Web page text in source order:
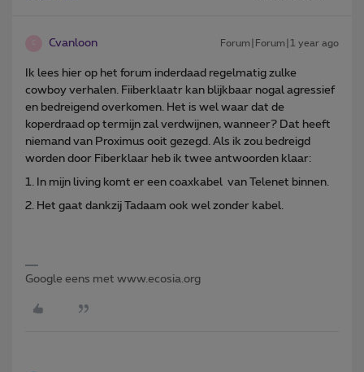
Cvanloon Forum|Forum|1 year ago
Ik lees hier op het forum inderdaad regelmatig zulke
cowboy verhalen. Fiiberklaatr kan blijkbaar nogal agressief
en bedreigend overkomen. Het is wel waar dat de
koperdraad op termijn zal verdwijnen, wanneer? Dat heeft
niemand van Proximus ooit gezegd. Als ik zou bedreigd
worden door Fiberklaar heb ik twee antwoorden klaar:
1. In mijn living komt er een coaxkabel van Telenet binnen.
2. Het gaat dankzij Tadaam ook wel zonder kabel.
Google eens met www.ecosia.org